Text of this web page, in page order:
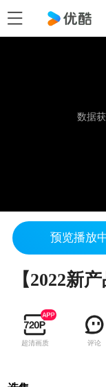
数据
预览播放
超清画质 评论